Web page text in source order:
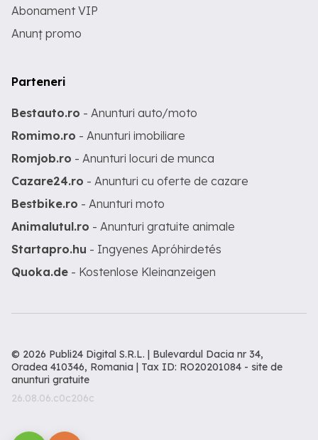
Abonament VIP
Anunț promo
Parteneri
Bestauto.ro - Anunturi auto/moto
Romimo.ro - Anunturi imobiliare
Romjob.ro - Anunturi locuri de munca
Cazare24.ro - Anunturi cu oferte de cazare
Bestbike.ro - Anunturi moto
Animalutul.ro - Anunturi gratuite animale
Startapro.hu - Ingyenes Apróhirdetés
Quoka.de - Kostenlose Kleinanzeigen
© 2026 Publi24 Digital S.R.L. | Bulevardul Dacia nr 34,
Oradea 410346, Romania | Tax ID: RO20201084 - site de
anunturi gratuite
26.08.06.c0c206c